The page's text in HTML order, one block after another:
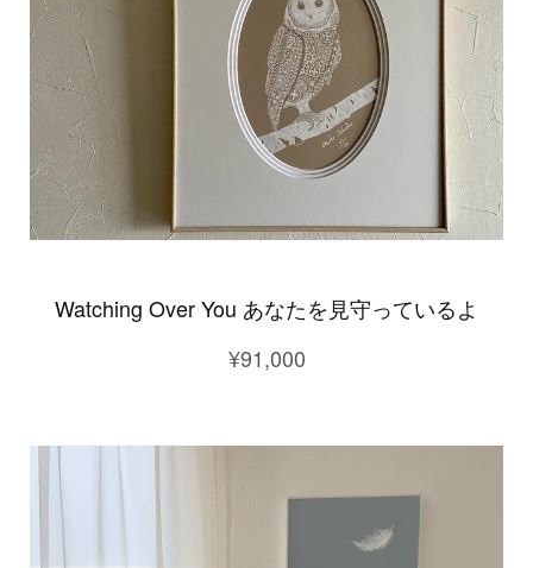
Watching Over You あなたを見守っているよ
¥91,000